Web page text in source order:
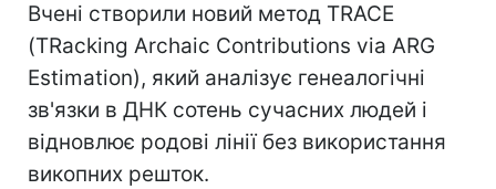
Вчені створили новий метод TRACE
(TRacking Archaic Contributions via ARG
Estimation), який аналізує генеалогічні
зв'язки в ДНК сотень сучасних людей і
відновлює родові лінії без використання
викопних решток.